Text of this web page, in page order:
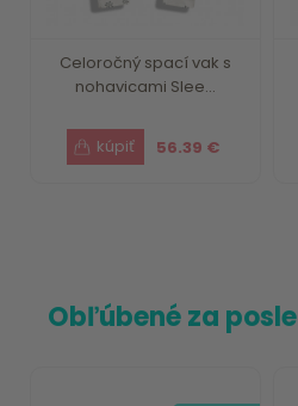
Celoročný spací vak s
nohavicami Slee...
56.39 €
Obľúbené za